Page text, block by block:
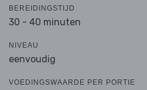
BEREIDINGSTIJD
30 - 40 minuten
NIVEAU
eenvoudig
VOEDINGSWAARDE PER PORTIE